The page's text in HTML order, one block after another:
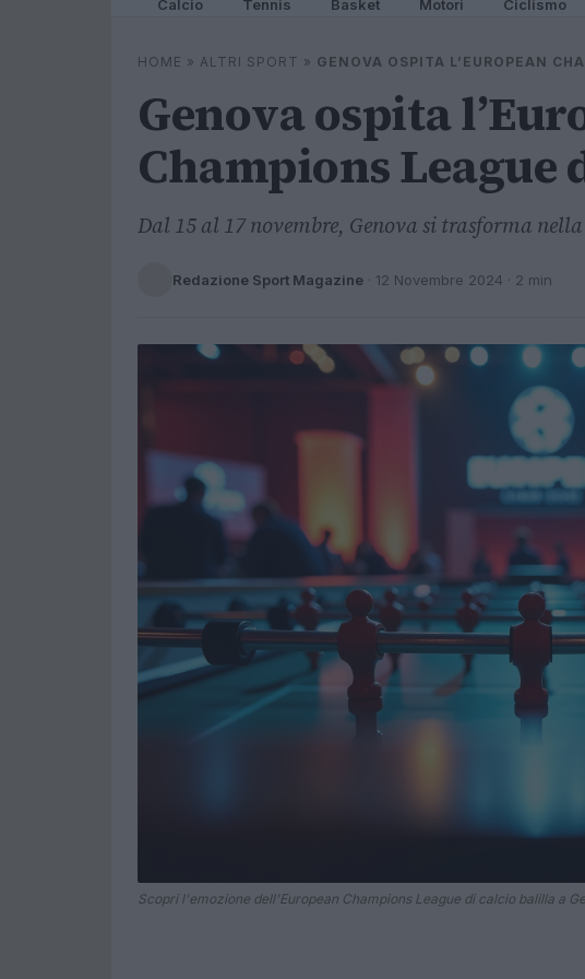
Calcio Tennis Basket Motori Ciclismo
HOME » ALTRI SPORT » GENOVA OSPITA L’EUROPEAN
Genova ospita
Champions
Dal 15 al 17 novembre, Genova si trasforma
Redazione Sport Magazine · 12 Novembre 2024 · 2 min
Scopri l'emozione dell'European Champions League di calcio balilla a